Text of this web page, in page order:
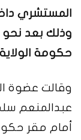
المستشري
وذلك بعد
حكومة
وقالت عضوة
عبدالمنعم
أمام مقر